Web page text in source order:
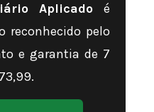
Aplicado é
reconhecido pelo
e garantia de 7